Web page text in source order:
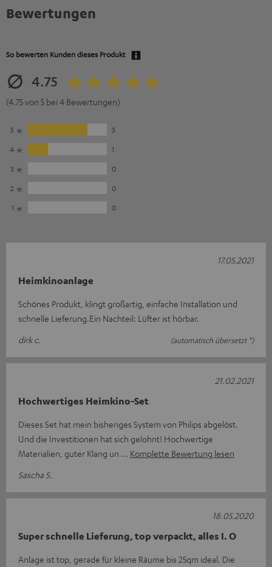
Bewertungen
So bewerten Kunden dieses Produkt
4.75
(4.75 von 5 bei 4 Bewertungen)
5
3
4
1
3
0
2
0
1
0
Heimkinoanlage
Schönes Produkt, klingt großartig, einfache Installation und
schnelle Lieferung.Ein Nachteil: Lüfter ist hörbar.
dirk c.
(automatisch übersetzt *)
17.05.2021
Hochwertiges Heimkino-Set
Dieses Set hat mein bisheriges System von Philips abgelöst.
Und die Investitionen hat sich gelohnt! Hochwertige
Materialien, guter Klang un
Komplette Bewertung lesen
Sascha S.
21.02.2021
Super schnelle Lieferung, top verpackt, alles I. O
Anlage ist top, gerade für kleine Räume bis 25qm ideal. Die
18.05.2020